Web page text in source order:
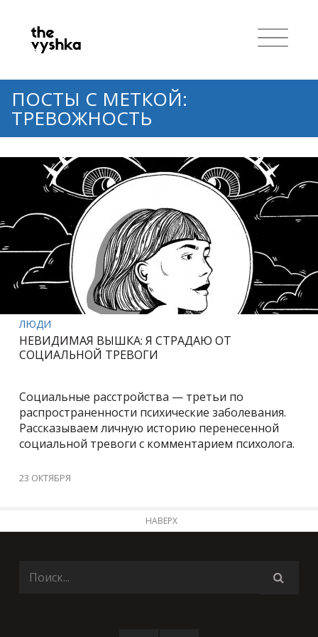
ПОСТЫ С МЕТКОЙ:
ТРЕВОЖНОСТЬ
ЛЮДИ
НЕВИДИМАЯ ВЫШКА: Я СТРАДАЮ ОТ
СОЦИАЛЬНОЙ ТРЕВОГИ
Социальные расстройства — третьи по
распространенности психические заболевания.
Рассказываем личную историю перенесенной
социальной тревоги с комментарием психолога.
23 ОКТЯБРЯ
НАВЕРХ